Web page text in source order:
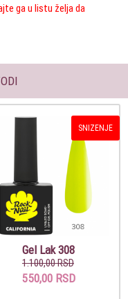
ga u listu želja da
SNIZENJE
Gel Lak 308
1.100,00 RSD
550,00 RSD